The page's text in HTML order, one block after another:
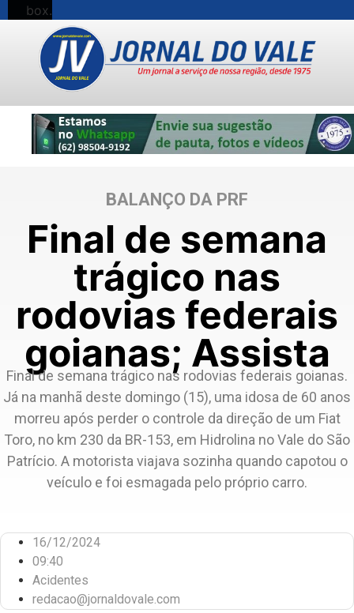
box.
BALANÇO DA PRF
Final de semana
trágico nas
rodovias federais
goianas; Assista
Final de semana trágico nas rodovias federais goianas.
Já na manhã deste domingo (15), uma idosa de 60 anos
morreu após perder o controle da direção de um Fiat
Toro, no km 230 da BR-153, em Hidrolina no Vale do São
Patrício. A motorista viajava sozinha quando capotou o
veículo e foi esmagada pelo próprio carro.
16/12/2024
09:40
Acidentes
redacao@jornaldovale.com